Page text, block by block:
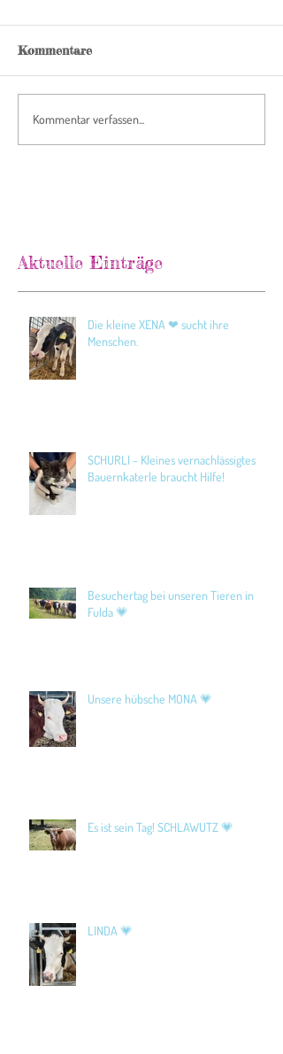
Kommentare
Kommentar verfassen...
Aktuelle Einträge
Die kleine XENA ❤ sucht ihre
Menschen.
SCHURLI - Kleines vernachlässigtes
Bauernkaterle braucht Hilfe!
Besuchertag bei unseren Tieren in
Fulda 💗
Unsere hübsche MONA 💗
Es ist sein Tag! SCHLAWUTZ 💗
LINDA 💗